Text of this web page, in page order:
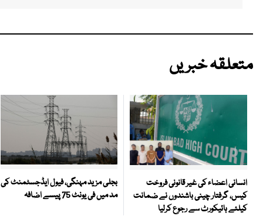
متعلقہ خبریں
انسانی اعضاء کی غیر قانونی فروخت
کیس، گرفتار چینی باشندوں نے ضمانت
کیلئے ہائیکورٹ سے رجوع کرلیا
بجلی مزید مہنگی، فیول ایڈجسٹمنٹ کی
مد میں فی یونٹ 75 پیسے اضافہ